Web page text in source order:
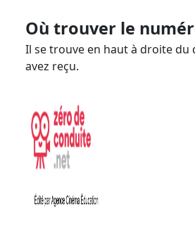
Où trouver le
Il se trouve en haut à droite du
avez reçu.